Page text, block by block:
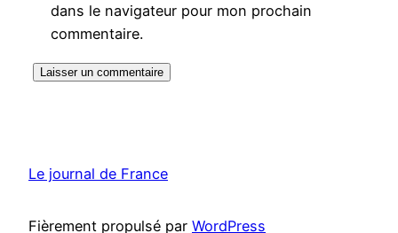
dans le navigateur pour mon prochain
commentaire.
Le journal de France
Fièrement propulsé par WordPress